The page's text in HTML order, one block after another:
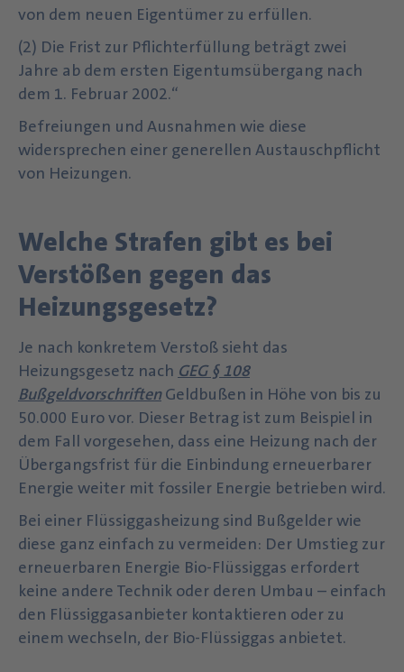
von dem neuen Eigentümer zu erfüllen.
(2) Die Frist zur Pflichterfüllung beträgt zwei
Jahre ab dem ersten Eigentumsübergang nach
dem 1. Februar 2002.“
Befreiungen und Ausnahmen wie diese
widersprechen einer generellen Austauschpflicht
von Heizungen.
Welche Strafen gibt es bei
Verstößen gegen das
Heizungsgesetz?
Je nach konkretem Verstoß sieht das
Heizungsgesetz nach GEG § 108
BußgeldvorschriftenGeldbußen in Höhe von bis zu
50.000 Euro vor. Dieser Betrag ist zum Beispiel in
dem Fall vorgesehen, dass eine Heizung nach der
Übergangsfrist für die Einbindung erneuerbarer
Energie weiter mit fossiler Energie betrieben wird.
Bei einer Flüssiggasheizung sind Bußgelder wie
diese ganz einfach zu vermeiden: Der Umstieg zur
erneuerbaren Energie Bio-Flüssiggas erfordert
keine andere Technik oder deren Umbau – einfach
den Flüssiggasanbieter kontaktieren oder zu
einem wechseln, der Bio-Flüssiggas anbietet.